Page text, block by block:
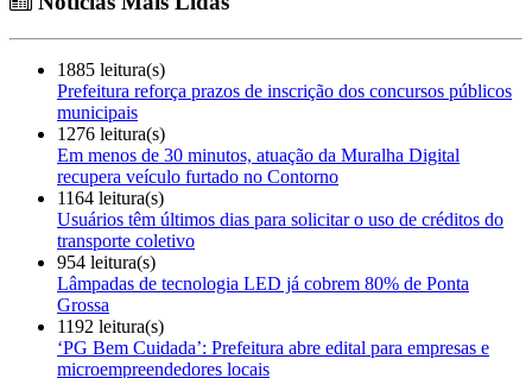
1885 leitura(s)
Prefeitura reforça prazos de inscrição dos concursos públicos
municipais
1276 leitura(s)
Em menos de 30 minutos, atuação da Muralha Digital
recupera veículo furtado no Contorno
1164 leitura(s)
Usuários têm últimos dias para solicitar o uso de créditos do
transporte coletivo
954 leitura(s)
Lâmpadas de tecnologia LED já cobrem 80% de Ponta
Grossa
1192 leitura(s)
‘PG Bem Cuidada’: Prefeitura abre edital para empresas e
microempreendedores locais